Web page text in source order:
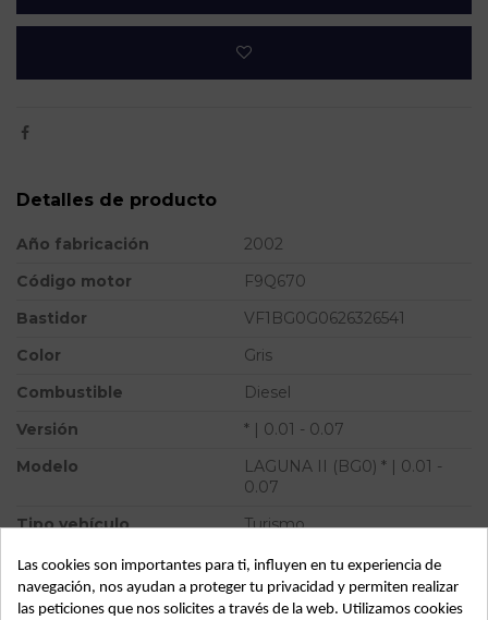
Detalles de producto
Año fabricación
2002
Código motor
F9Q670
Bastidor
VF1BG0G0626326541
Color
Gris
Combustible
Diesel
Versión
* | 0.01 - 0.07
Modelo
LAGUNA II (BG0) * | 0.01 -
0.07
Tipo vehículo
Turismo
Almacén
49349
SubAlmacén
367
Las cookies son importantes para ti, influyen en tu experiencia de
navegación, nos ayudan a proteger tu privacidad y permiten realizar
las peticiones que nos solicites a través de la web. Utilizamos cookies